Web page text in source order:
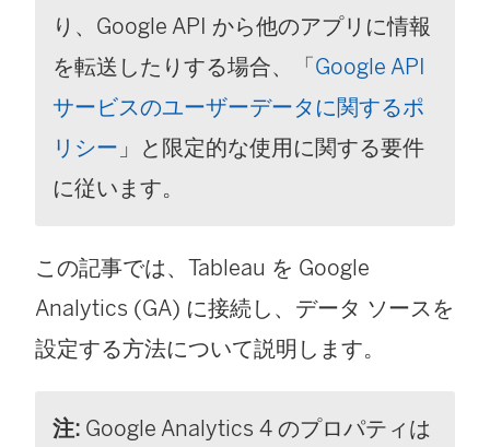
り、Google API から他のアプリに情報
を転送したりする場合、「Google API
サービスのユーザーデータに関するポ
リシー 」と限定的な使用に関する要件
に従います。
この記事では、Tableau を Google
Analytics (GA) に接続し、データ ソースを
設定する方法について説明します。
注: Google Analytics 4 のプロパティは